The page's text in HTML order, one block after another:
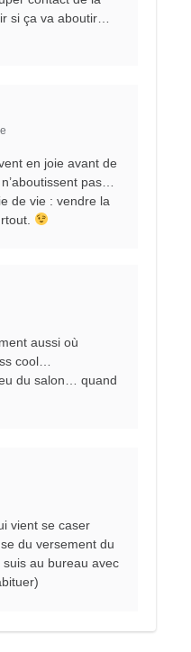
si ça va aboutir…
en joie avant de
pas…
de vie : vendre la
aussi où
cool…
du salon… quand
vient se caser
du versement du
au bureau avec